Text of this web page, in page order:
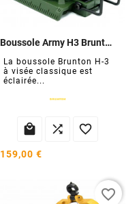
Boussole Army H3 Brunton
La boussole Brunton H-3
à visée classique est
éclairée...
  
159,00 €
favorite_border